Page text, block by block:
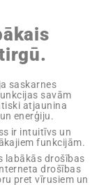
saskarnes
savām
atjaunina
enerģiju.
ir intuitīvs un
funkcijām.
labākās drošības
drošības
pret vīrusiem un